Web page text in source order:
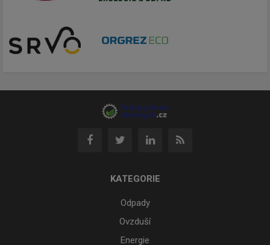
KATEGORIE
Odpady
Ovzduší
Energie